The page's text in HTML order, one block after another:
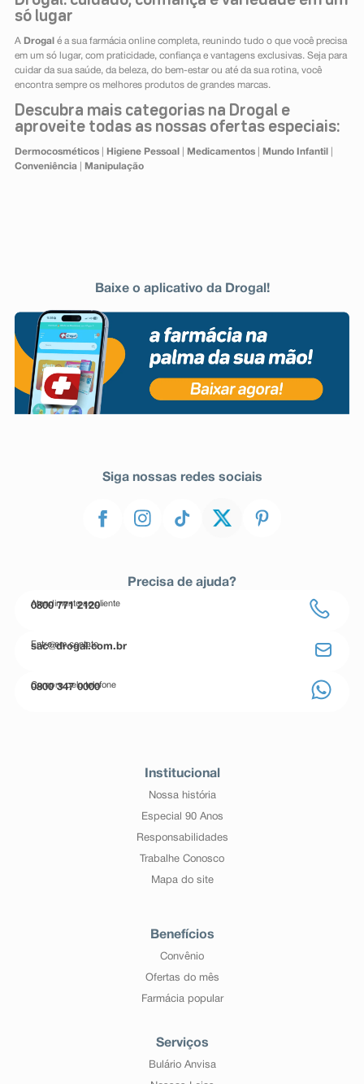
só lugar
A Drogal é a sua farmácia online completa, reunindo tudo o que você precisa
em um só lugar, com praticidade, confiança e vantagens exclusivas. Seja para
cuidar da sua saúde, da beleza, do bem-estar ou até da sua rotina, você
encontra sempre os melhores produtos de grandes marcas.
Descubra mais categorias na Drogal e
aproveite todas as nossas ofertas especiais:
Dermocosméticos| Higiene Pessoal Medicamentos| Mundo Infantil
Conveniência| Manipulação
Baixe o aplicativo da Drogal!
Siga nossas redes sociais
Precisa de ajuda?
Atendimento ao cliente
0800 771 2120
Entre em contato
sac@drogal.com.br
Compre pelo telefone
0800 347 0000
Institucional
Nossa história
Especial 90 Anos
Responsabilidades
Trabalhe Conosco
Mapa do site
Benefícios
Convênio
Ofertas do mês
Farmácia popular
Serviços
Bulário Anvisa